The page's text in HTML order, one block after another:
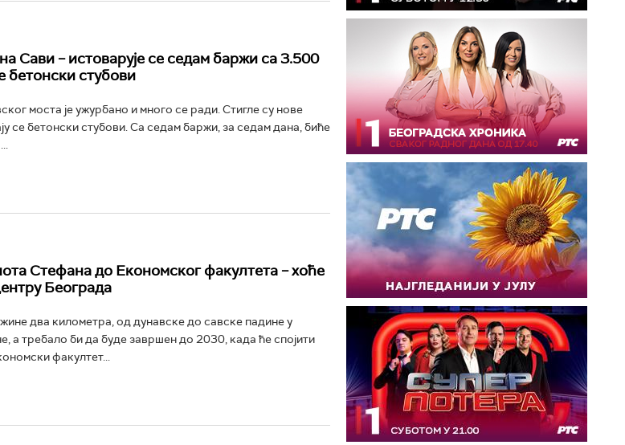
Сави – истоварује се седам баржи са 3.500
бетонски стубови
моста је ужурбано и много се ради. Стигле су нове
се бетонски стубови. Са седам баржи, за седам дана, биће
Стефана до Економског факултета – хоће
Београда
два километра, од дунавске до савске падине у
а требало би да буде завршен до 2030, када ће спојити
факултет...